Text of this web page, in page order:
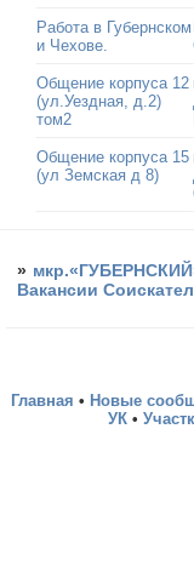
Работа в Губернском
и Чехове.
Общение корпуса 12
(ул.Уездная, д.2)
том2
Общение корпуса 15
(ул Земская д 8)
»
Вакансии
Главная • Новые
УК •